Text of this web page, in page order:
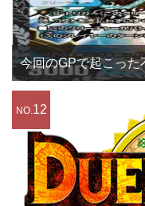
今回のGPで起こっ
NO. 12